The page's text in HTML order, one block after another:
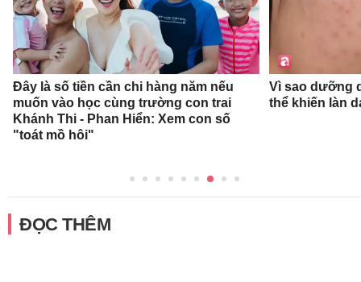
Đây là số tiền cần chi hàng năm nếu
muốn vào học cùng trường con trai
Khánh Thi - Phan Hiển: Xem con số
"toát mồ hôi"
Vì sao dưỡng
thể khiến làn
ĐỌC THÊM